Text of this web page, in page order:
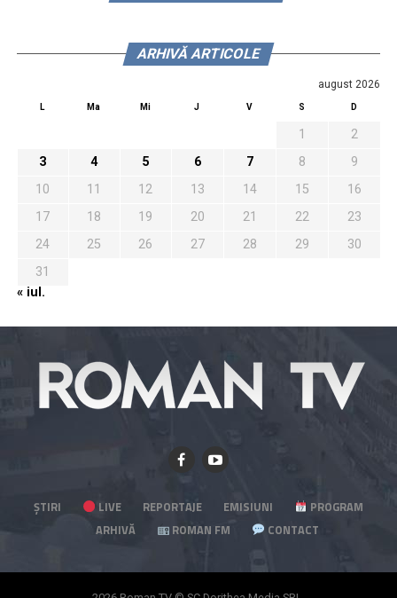
ARHIVĂ ARTICOLE
august 2026
L Ma Mi J V S D
1
2
3
4 5 6 7 8
9
10
11 12 13 14 15
16
17
18 19 20 21 22
23
24
25 26 27 28 29
30
31
« iul.
ȘTIRI LIVE REPORTAJE EMISIUNI
PROGRAM
ARHIVĂ
ROMAN FM CONTACT